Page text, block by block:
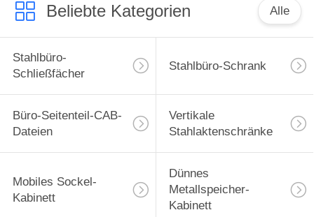
Beliebte Kategorien Alle
Stahlbüro-
Schließfächer
Stahlbüro-Schrank
Büro-Seitenteil-CAB-
Dateien
Vertikale
Stahlaktenschränke
Mobiles Sockel-
Kabinett
Dünnes
Metallspeicher-
Kabinett